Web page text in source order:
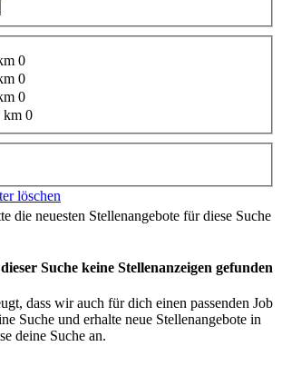
0
0
0
km 0
löschen
die neuesten Stellenangebote für diese Suche
Suche keine Stellenanzeigen gefunden
dass wir auch für dich einen passenden Job
Suche und erhalte neue Stellenangebote in
deine Suche an.